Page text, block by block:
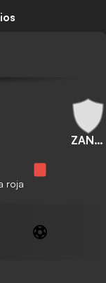
ZANZIBAR
roja